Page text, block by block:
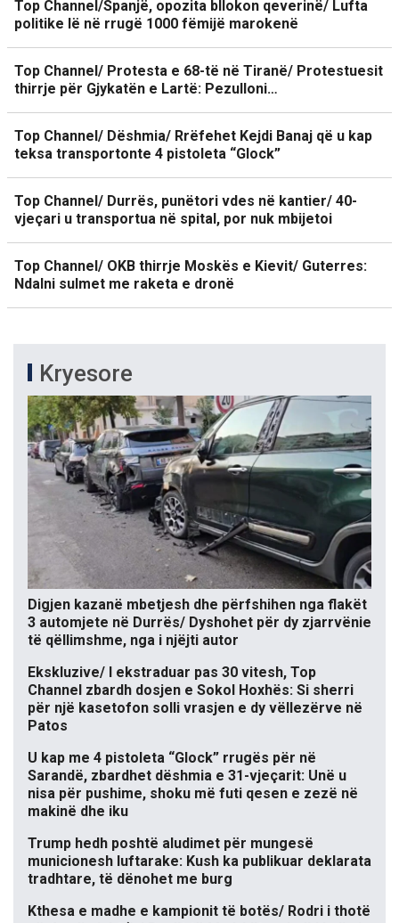
Top Channel/Spanjë, opozita bllokon qeverinë/ Lufta
politike lë në rrugë 1000 fëmijë marokenë
Top Channel/ Protesta e 68-të në Tiranë/ Protestuesit
thirrje për Gjykatën e Lartë: Pezulloni…
Top Channel/ Dëshmia/ Rrëfehet Kejdi Banaj që u kap
teksa transportonte 4 pistoleta “Glock”
Top Channel/ Durrës, punëtori vdes në kantier/ 40-
vjeçari u transportua në spital, por nuk mbijetoi
Top Channel/ OKB thirrje Moskës e Kievit/ Guterres:
Ndalni sulmet me raketa e dronë
Kryesore
Digjen kazanë mbetjesh dhe përfshihen nga flakët
3 automjete në Durrës/ Dyshohet për dy zjarrvënie
të qëllimshme, nga i njëjti autor
Ekskluzive/ I ekstraduar pas 30 vitesh, Top
Channel zbardh dosjen e Sokol Hoxhës: Si sherri
për një kasetofon solli vrasjen e dy vëllezërve në
Patos
U kap me 4 pistoleta “Glock” rrugës për në
Sarandë, zbardhet dëshmia e 31-vjeçarit: Unë u
nisa për pushime, shoku më futi qesen e zezë në
makinë dhe iku
Trump hedh poshtë aludimet për mungesë
municionesh luftarake: Kush ka publikuar deklarata
tradhtare, të dënohet me burg
Kthesa e madhe e kampionit të botës/ Rodri i thotë